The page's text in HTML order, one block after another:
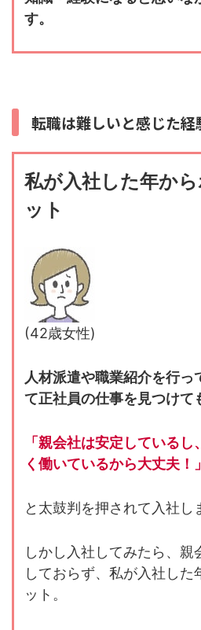
す。
転職は難しいと感じた経
私が入社した年か
ット
(42歳女性)
人材派遣や職業紹介を行っ
て正社員の仕事を見つけて
「親会社は安定している
く働いているから大丈夫！」
と太鼓判を押されて入社し
しかし入社してみたら、親
しておらず、私が入社した
ット。